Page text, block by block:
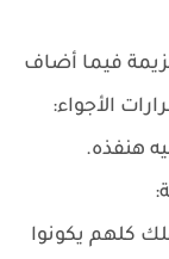
فيما أضاف
الأجواء:
هنفذه.
كلهم يكونوا